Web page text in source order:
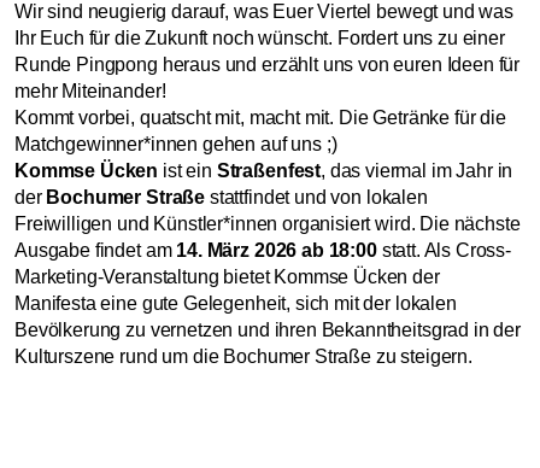
Wir sind neugierig darauf, was Euer Viertel bewegt und was
Ihr Euch für die Zukunft noch wünscht. Fordert uns zu einer
Runde Pingpong heraus und erzählt uns von euren Ideen für
mehr Miteinander!
Kommt vorbei, quatscht mit, macht mit. Die Getränke für die
Matchgewinner*innen gehen auf uns ;)
Kommse Ücken ist ein Straßenfest, das viermal im Jahr in
der Bochumer Straße stattfindet und von lokalen
Freiwilligen und Künstler*innen organisiert wird. Die nächste
Ausgabe findet am 14. März 2026 ab 18:00statt. Als Cross-
Marketing-Veranstaltung bietet Kommse Ücken der
Manifesta eine gute Gelegenheit, sich mit der lokalen
Bevölkerung zu vernetzen und ihren Bekanntheitsgrad in der
Kulturszene rund um die Bochumer Straße zu steigern.